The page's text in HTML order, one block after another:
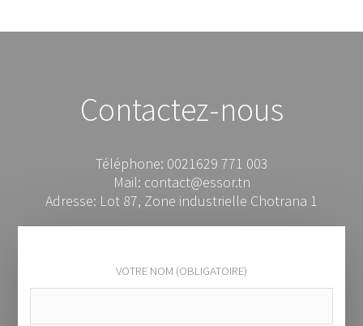
Contactez-nous
Téléphone: 0021629 771 003
Mail: contact@essor.tn
Adresse: Lot 87, Zone industrielle Chotrana 1
VOTRE NOM (OBLIGATOIRE)